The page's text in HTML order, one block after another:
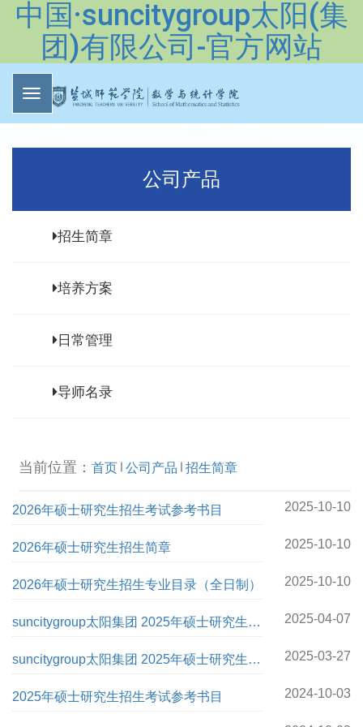
中国·suncitygroup太阳(集
团)有限公司-官方网站
公司产品
招生简章
培养方案
日常管理
导师名录
当前位置：首页 公司产品 招生简章
2026年硕士研究生招生考试参考书目 2025-10-10
2026年硕士研究生招生简章 2025-10-10
2026年硕士研究生招生专业目录（全日制） 2025-10-10
suncitygroup太阳集团 2025年硕士研究生招 2025-04-07
suncitygroup太阳集团 2025年硕士研究生复
试录取工作实施细则
2025-03-27
2025年硕士研究生招生考试参考书目 2024-10-03